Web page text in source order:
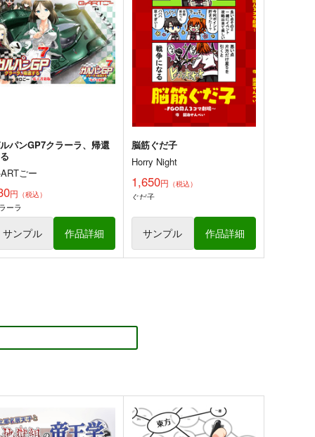
円（税込）
方Project
東風谷早苗
明地こいし
サンプル カート
東方Project 古明地姉妹
サンプル カート
方Project レミパチェ
660
東方Project
パンGP7クラーラ、帰還
ごー
円 （税込）
ーラ
サンプル 作品詳細
脳筋ぐだ子
Horry Night
1,650円 （税込）
ぐだ子
サンプル 作品詳細